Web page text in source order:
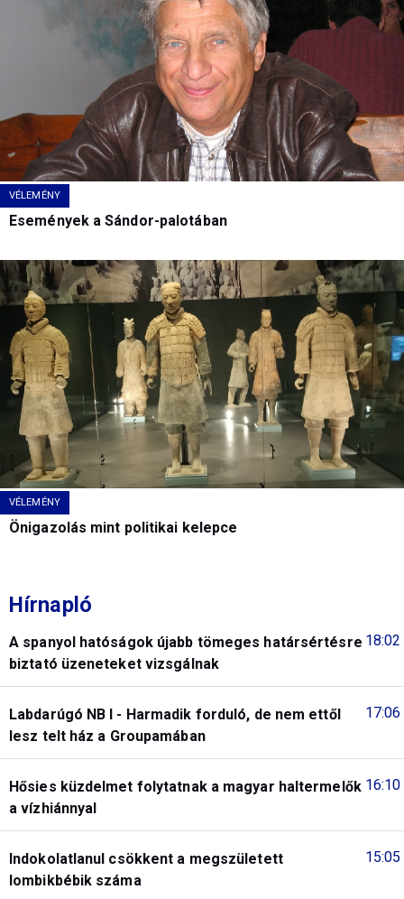
VÉLEMÉNY
Események a Sándor-palotában
VÉLEMÉNY
Önigazolás mint politikai kelepce
Hírnapló
18:02
A spanyol hatóságok újabb tömeges határsértésre
biztató üzeneteket vizsgálnak
17:06
Labdarúgó NB I - Harmadik forduló, de nem ettől
lesz telt ház a Groupamában
16:10
Hősies küzdelmet folytatnak a magyar haltermelők
a vízhiánnyal
15:05
Indokolatlanul csökkent a megszületett
lombikbébik száma